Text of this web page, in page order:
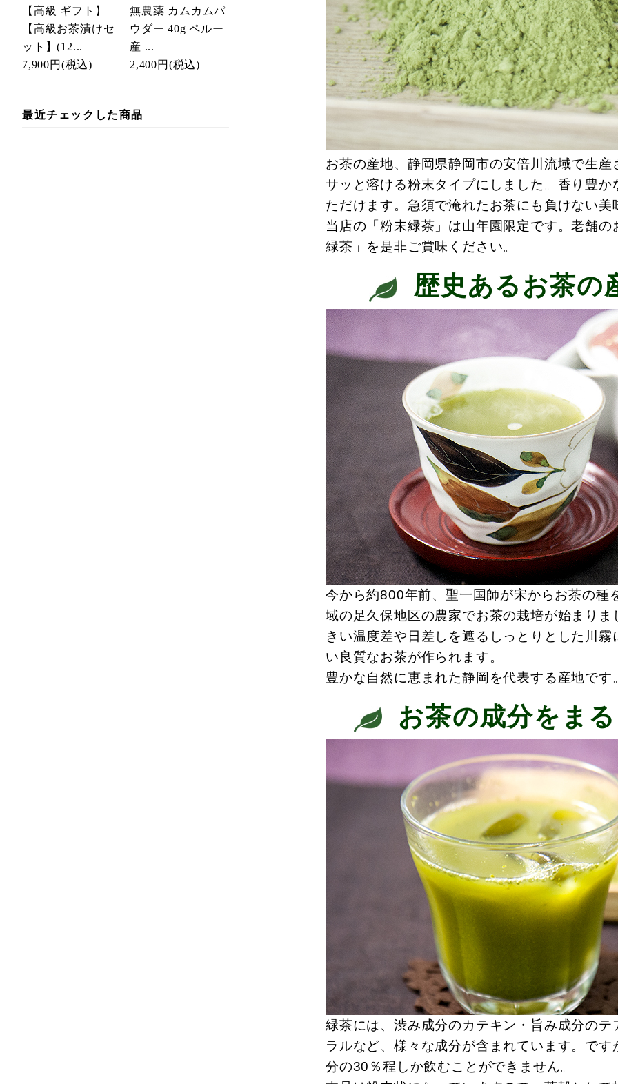
【高級 ギフト】
【高級お茶漬けセ
ット】(12...
7,900円 (税込)
無農薬 カムカムパ
ウダー 40g ペルー
産 ...
2,400円 (税込)
最近チェックした商品
お茶の産地、静岡県静岡市の安倍川流域で生
サッと溶ける粉末タイプにしました。香り豊
ただけます。急須で淹れたお茶にも負けない美
当店の「粉末緑茶」は山年園限定です。老舗
緑茶」を是非ご賞味ください。
歴史あるお茶の
今から約800年前、聖一国師が宋からお茶の種
域の足久保地区の農家でお茶の栽培が始まり
きい温度差や日差しを遮るしっとりとした川
い良質なお茶が作られます。
豊かな自然に恵まれた静岡を代表する産地です
お茶の成分をま
緑茶には、渋み成分のカテキン・旨み成分の
ラルなど、様々な成分が含まれています。で
分の30％程しか飲むことができません。